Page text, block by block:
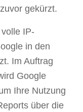
gekürzt.
IP-
in den
Im Auftrag
Google
Ihre Nutzung
über die